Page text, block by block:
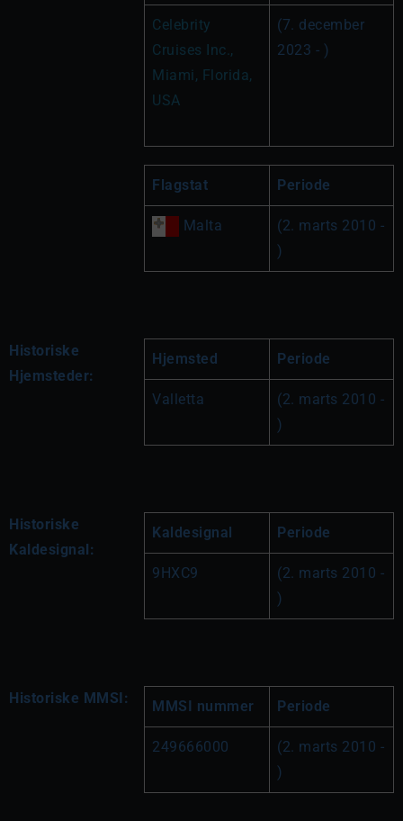
Celebrity
Cruises Inc.,
Miami, Florida,
USA
(7. december
2023 - )
Flagstat Periode
Malta
(2. marts 2010 -
)
Historiske
Hjemsteder:
Hjemsted Periode
Valletta
(2. marts 2010 -
)
Historiske
Kaldesignal:
Kaldesignal Periode
9HXC9
(2. marts 2010 -
)
Historiske MMSI: MMSI nummer Periode
249666000
(2. marts 2010 -
)